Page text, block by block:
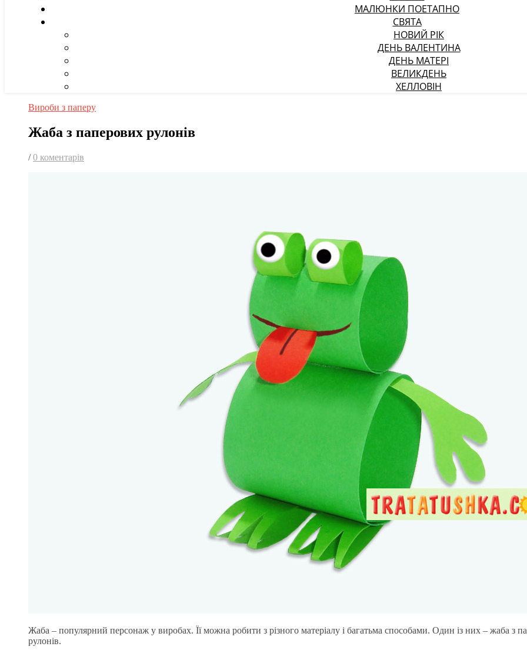
МАЛЮНКИ ПОЕТАПНО
СВЯТА
НОВИЙ РІК
ДЕНЬ ВАЛЕНТИНА
ДЕНЬ МАТЕРІ
ВЕЛИКДЕНЬ
ХЕЛЛОВІН
Вироби з паперу
Жаба з паперових рулонів
/ 0 коментарів
Жаба – популярний персонаж у виробах. Її можна робити з різного матеріалу і багатьма способами. Один із них – жаба з
рулонів.